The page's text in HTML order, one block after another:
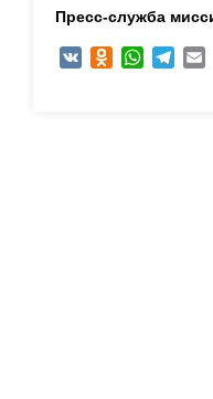
Пресс-служба
VK Odnoklassniki
WhatsApp